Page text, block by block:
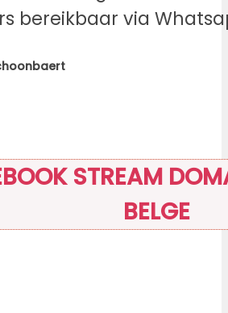
bereikbaar via
STREAM
BELGE